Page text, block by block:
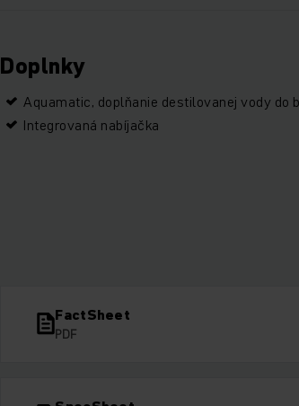
Doplnky
Aquamatic, doplňanie destilovanej vody do
Integrovaná nabíjačka
FactSheet
PDF